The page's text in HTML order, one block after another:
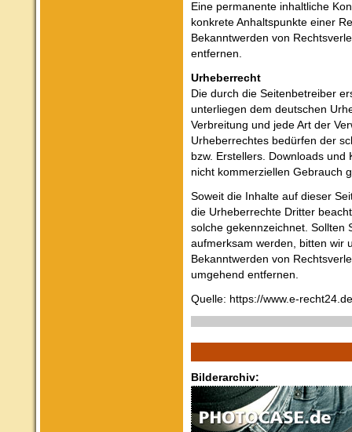
Eine permanente inhaltliche
konkrete Anhaltspunkte einer
Bekanntwerden von
entfernen.
Urheberrecht
Die durch die Seitenbetreiber
unterliegen dem deutschen
Verbreitung und jede Art der
Urheberrechtes bedürfen der
bzw. Erstellers. Downloads
nicht kommerziellen Gebrauch
Soweit die Inhalte auf dieser
die Urheberrechte Dritter
solche gekennzeichnet. Sollten
aufmerksam werden, bitten wir
Bekanntwerden von
umgehend entfernen.
Quelle: https://www.e-recht24.de
Bilderarchiv: